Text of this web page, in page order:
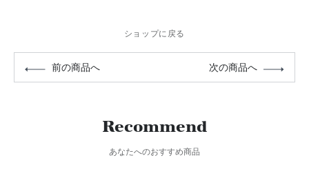
ショップに戻る
前の商品へ 次の商品へ
Recommend
あなたへのおすすめ商品